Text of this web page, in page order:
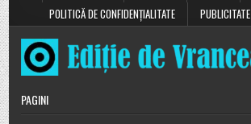
POLITICĂ DE CONFIDENȚIALITATE
PUBLICITATE
PAGINI